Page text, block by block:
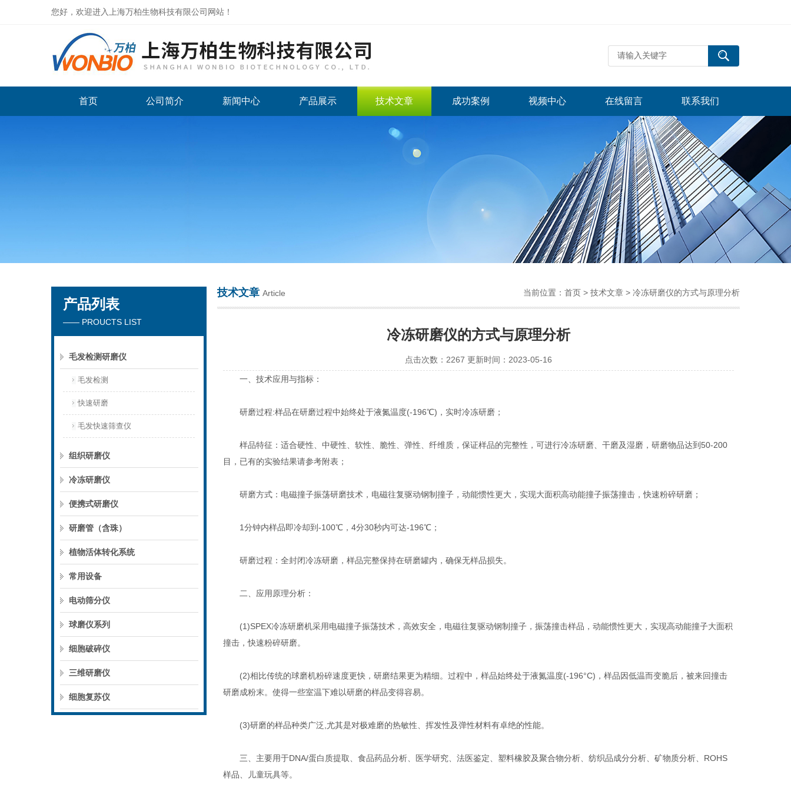
您好，欢迎进入上海万柏生物科技有限公司网站！
上海万柏生物科技有限公司
首页 公司简介 新闻中心 产品展示 技术文章 成功案例 视频中心 在线留言 联系我们
产品列表
—— PROUCTS LIST
毛发检测研磨仪
毛发检测
快速研磨
毛发快速筛查仪
组织研磨仪
冷冻研磨仪
便携式研磨仪
研磨管（含珠）
植物活体转化系统
常用设备
电动筛分仪
球磨仪系列
细胞破碎仪
三维研磨仪
细胞复苏仪
技术文章 Article 当前位置： 首页 > 技术文章 > 冷冻研磨仪的方式与原理分析
冷冻研磨仪的方式与原理分析
点击次数：2267 更新时间：2023-05-16
一、技术应用与指标：
研磨过程:样品在研磨过程中始终处于液氮温度(-196℃)，实时冷冻研磨；
样品特征：适合硬性、中硬性、软性、脆性、弹性、纤维质，保证样品的完整性，可进行冷冻研磨、干磨及湿磨，研磨物品达到50-200
目，已有的实验结果请参考附表；
研磨方式：电磁撞子振荡研磨技术，电磁往复驱动钢制撞子，动能惯性更大，实现大面积高动能撞子振荡撞击，快速粉碎研磨；
1分钟内样品即冷却到-100℃，4分30秒内可达-196℃；
研磨过程：全封闭冷冻研磨，样品完整保持在研磨罐内，确保无样品损失。
二、应用原理分析：
(1)SPEX冷冻研磨机采用电磁撞子振荡技术，高效安全，电磁往复驱动钢制撞子，振荡撞击样品，动能惯性更大，实现高动能撞子大面积
撞击，快速粉碎研磨。
(2)相比传统的球磨机粉碎速度更快，研磨结果更为精细。过程中，样品始终处于液氮温度(-196°C)，样品因低温而变脆后，被来回撞击
研磨成粉末。使得一些室温下难以研磨的样品变得容易。
(3)研磨的样品种类广泛,尤其是对极难磨的热敏性、挥发性及弹性材料有卓绝的性能。
三、主要用于DNA/蛋白质提取、食品药品分析、医学研究、法医鉴定、塑料橡胶及聚合物分析、纺织品成分分析、矿物质分析、ROHS
样品、儿童玩具等。